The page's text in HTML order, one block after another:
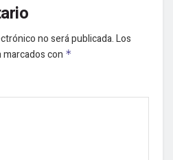
no será publicada.Los
con *